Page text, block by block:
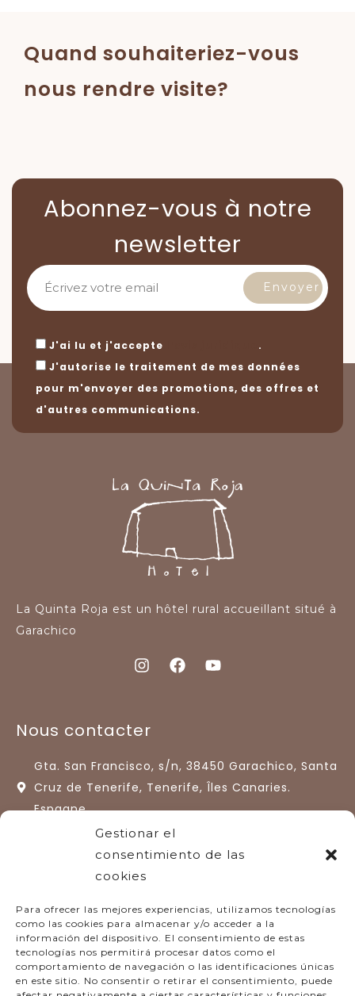
Gestionar el
consentimiento de las
cookies
Para ofrecer las mejores experiencias, utilizamos tecnologías
como las cookies para almacenar y/o acceder a la
información del dispositivo. El consentimiento de estas
tecnologías nos permitirá procesar datos como el
comportamiento de navegación o las identificaciones únicas
en este sitio. No consentir o retirar el consentimiento, puede
Quand souhaiteriez-vous
nous rendre visite?
Abonnez-vous à notre
newsletter
J'ai lu et j'accepte
.
J'autorise le traitement de mes données
pour m'envoyer des promotions, des offres et
d'autres communications.
La Quinta Roja est un hôtel rural accueillant situé à
Garachico
Nous contacter
Gta. San Francisco, s/n, 38450 Garachico, Santa
Cruz de Tenerife, Tenerife, Îles Canaries.
Espagne.
+34 922 13 33 77
hotelquintaroja@quintaroja.com